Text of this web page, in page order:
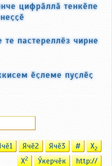
цифрӑллӑ тенкӗпе
те пастереллёз чирне
ӗҫлеме пуҫлӗҫ
Ячӗ2 Ячӗ3 # X2
X2 Ӳкерчӗк http://